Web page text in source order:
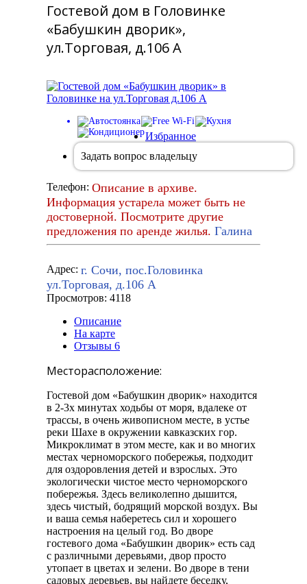
Гостевой дом в Головинке
«Бабушкин дворик»,
ул.Торговая, д.106 А
Избранное
Задать вопрос владельцу
Телефон: Описание в архиве.
Информация устарела может быть не
достоверной. Посмотрите другие
предложения по аренде жилья. Галина
Адрес: г. Сочи, пос.Головинка
ул.Торговая, д.106 А
Просмотров: 4118
Описание
На карте
Отзывы 6
Месторасположение:
Гостевой дом «Бабушкин дворик» находится
в 2-3х минутах ходьбы от моря, вдалеке от
трассы, в очень живописном месте, в устье
реки Шахе в окружении кавказских гор.
Микроклимат в этом месте, как и во многих
местах черноморского побережья, подходит
для оздоровления детей и взрослых. Это
экологически чистое место черноморского
побережья. Здесь великолепно дышится,
здесь чистый, бодрящий морской воздух. Вы
и ваша семья наберетесь сил и хорошего
настроения на целый год. Во дворе
гостевого дома «Бабушкин дворик» есть сад
с различными деревьями, двор просто
утопает в цветах и зелени. Во дворе в тени
садовых деревьев, вы найдете беседку,